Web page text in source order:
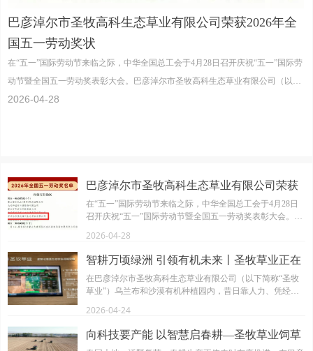
巴彦淖尔市圣牧高科生态草业有限公司荣获2026年全
国五一劳动奖状
在“五一”国际劳动节来临之际，中华全国总工会于4月28日召开庆祝“五一”国际劳
动节暨全国五一劳动奖表彰大会。巴彦淖尔市圣牧高科生态草业有限公司（以下
简称“圣牧草业”）荣获全国五一劳动奖状。
2026-04-28
巴彦淖尔市圣牧高科生态草业有限公司荣获
2026年全国五一劳动奖状
在“五一”国际劳动节来临之际，中华全国总工会于4月28日
召开庆祝“五一”国际劳动节暨全国五一劳动奖表彰大会。巴
业”）荣获全国五一劳动奖状。
2026-04-28
智耕万顷绿洲 引领有机未来丨圣牧草业正在
经历的数智化变革
在巴彦淖尔市圣牧高科生态草业有限公司（以下简称“圣牧
草业”）乌兰布和沙漠有机种植园内，昔日靠人力、凭经验
2026-04-24
向科技要产能 以智慧启春耕—圣牧草业饲草